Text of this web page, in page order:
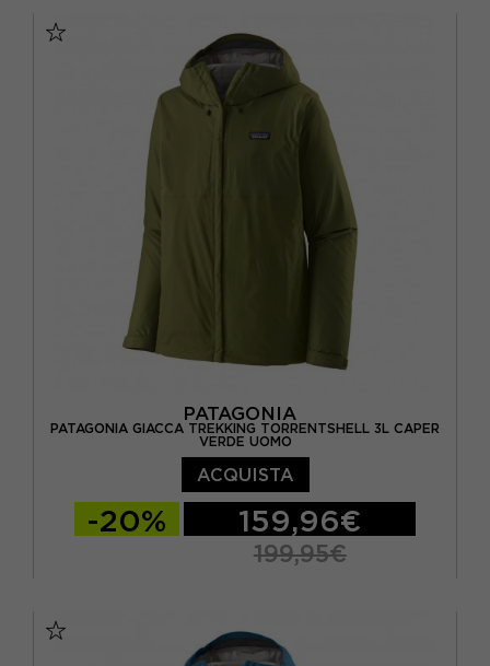
PATAGONIA
PATAGONIA GIACCA TREKKING TORRENTSHELL 3L CAPER
VERDE UOMO
ACQUISTA
-20% 159,96€
199,95€